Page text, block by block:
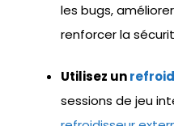
les bugs,
renforcer la
Utilisez un
sessions de jeu